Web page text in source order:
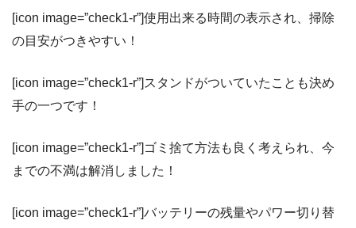
[icon image=”check1-r”]使用出来る時間の表示され、掃除
の目安がつきやすい！
[icon image=”check1-r”]スタンドがついていたことも決め
手の一つです！
[icon image=”check1-r”]ゴミ捨て方法も良く考えられ、今
までの不満は解消しました！
[icon image=”check1-r”]バッテリーの残量やパワー切り替